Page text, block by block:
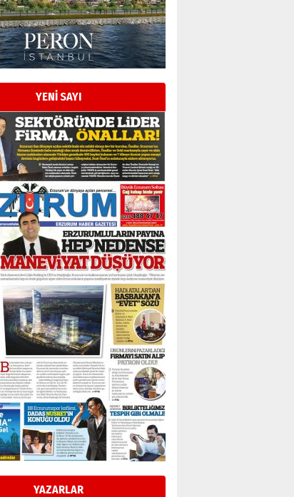
YENİ SAYI
YAZARLAR
Kadir SABUNCUOĞLU
Erzurumspor’un köşe taşları
29 Haziran 2026 Pazartesi
Kenan GÜLERCİ
Murat Şahsuvaroğlu ERKON’da
çıtayı yukarı taşırken,
yönetimdekiler aşağı
çekmemeli!
17 Şubat 2026 SalıOrhan BOZKURT
Bir fotoğraf, bir şehir, bir
gazeteci… Dizginler kimin
elinde?
31 Mart 2026 Salı
A. Berhan Yılmaz
BİR BÖLÜM DEĞİL, BİR ÖMÜR
SEÇİYORSUNUZ… “NEDEN
ATATÜRK ÜNİVERSİTESİ?”
28 Temmuz 2026 Salı
Ahmet Gökhan YAZICI
Ahmed Yesevi’den bir
Alperen… ”Reisimiz” idi…
Hakka yürüdü.!
26 Mart 2026 Perşembe
Cem Bakırcı
Ardında bıraktığı hatıralarıyla
gönül adamı Faruk Terzioğlu!
13 Mayıs 2026 Çarşamba
Esat BİNDESEN
TRT’NİN BÖLGEYE AÇILAN SESİ
09 Ağustos 2026 Pazar